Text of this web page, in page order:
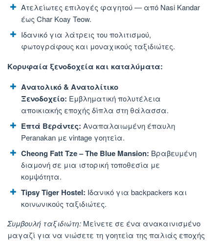
Ατελείωτες επιλογές φαγητού — από Nasi Kandar
έως Char Koay Teow.
Ιδανικό για λάτρεις του πολιτισμού,
φωτογράφους και μοναχικούς ταξιδιώτες.
Κορυφαία ξενοδοχεία και καταλύματα:
Ανατολικό & Ανατολίτικο
Ξενοδοχείο: Εμβληματική πολυτέλεια
αποικιακής εποχής δίπλα στη θάλασσα.
Επτά Βεράντες: Αναπαλαιωμένη έπαυλη
Peranakan με vintage γοητεία.
Cheong Fatt Tze – The Blue Mansion: Βραβευμένη
διαμονή σε μια ιστορική τοποθεσία με
κομψότητα.
Tipsy Tiger Hostel: Ιδανικό για backpackers και
κοινωνικούς ταξιδιώτες.
Συμβουλή ταξιδιώτη: Μείνετε σε ένα ανακαινισμένο
μαγαζί για να νιώσετε τη γοητεία της παλιάς εποχής